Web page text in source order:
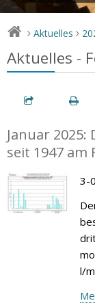
> Aktuelles >
Aktuelles -
Januar
seit 1947 am
3-
l/